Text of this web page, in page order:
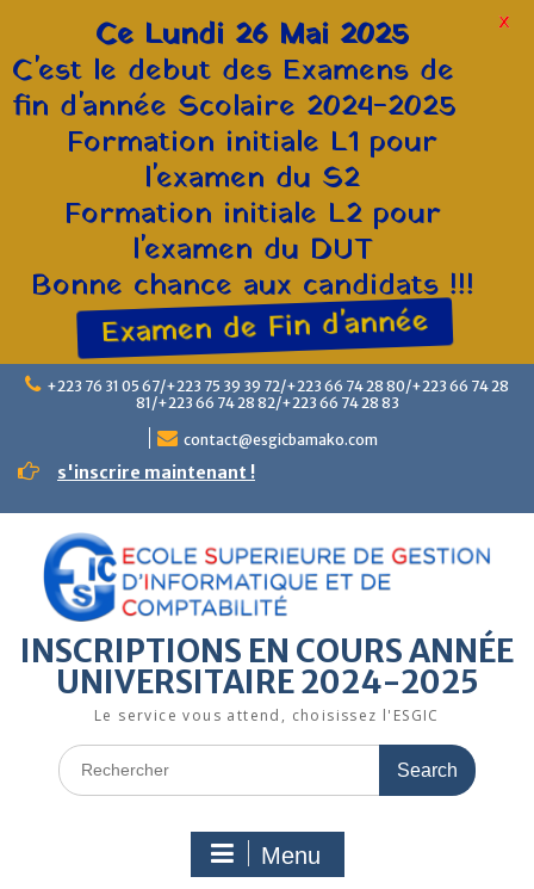
+223 76 31 05 67/+223 75 39 39 72/+223 66 74 28 80/+223 66 74 28
81/+223 66 74 28 82/+223 66 74 28 83
contact@esgicbamako.com
s'inscrire maintenant !
INSCRIPTIONS EN COURS ANNÉE
UNIVERSITAIRE 2024-2025
Le service vous attend, choisissez l'ESGIC
Menu
Ce Lundi 26 Mai 2025
C'est le debut des Examens de
fin d'année Scolaire 2024-2025
Formation initiale L1 pour
l'examen du S2
Formation initiale L2 pour
l'examen du DUT
Bonne chance aux candidats !!!
Examen de Fin d'année
X